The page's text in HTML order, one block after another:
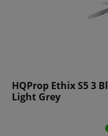
HQProp Ethix S5 3
Light Grey